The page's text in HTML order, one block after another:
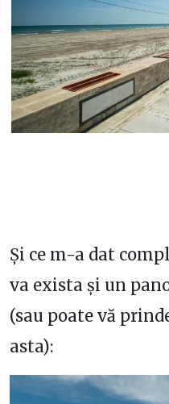
Și ce m-a dat
va exista și un
(sau poate vă
asta):